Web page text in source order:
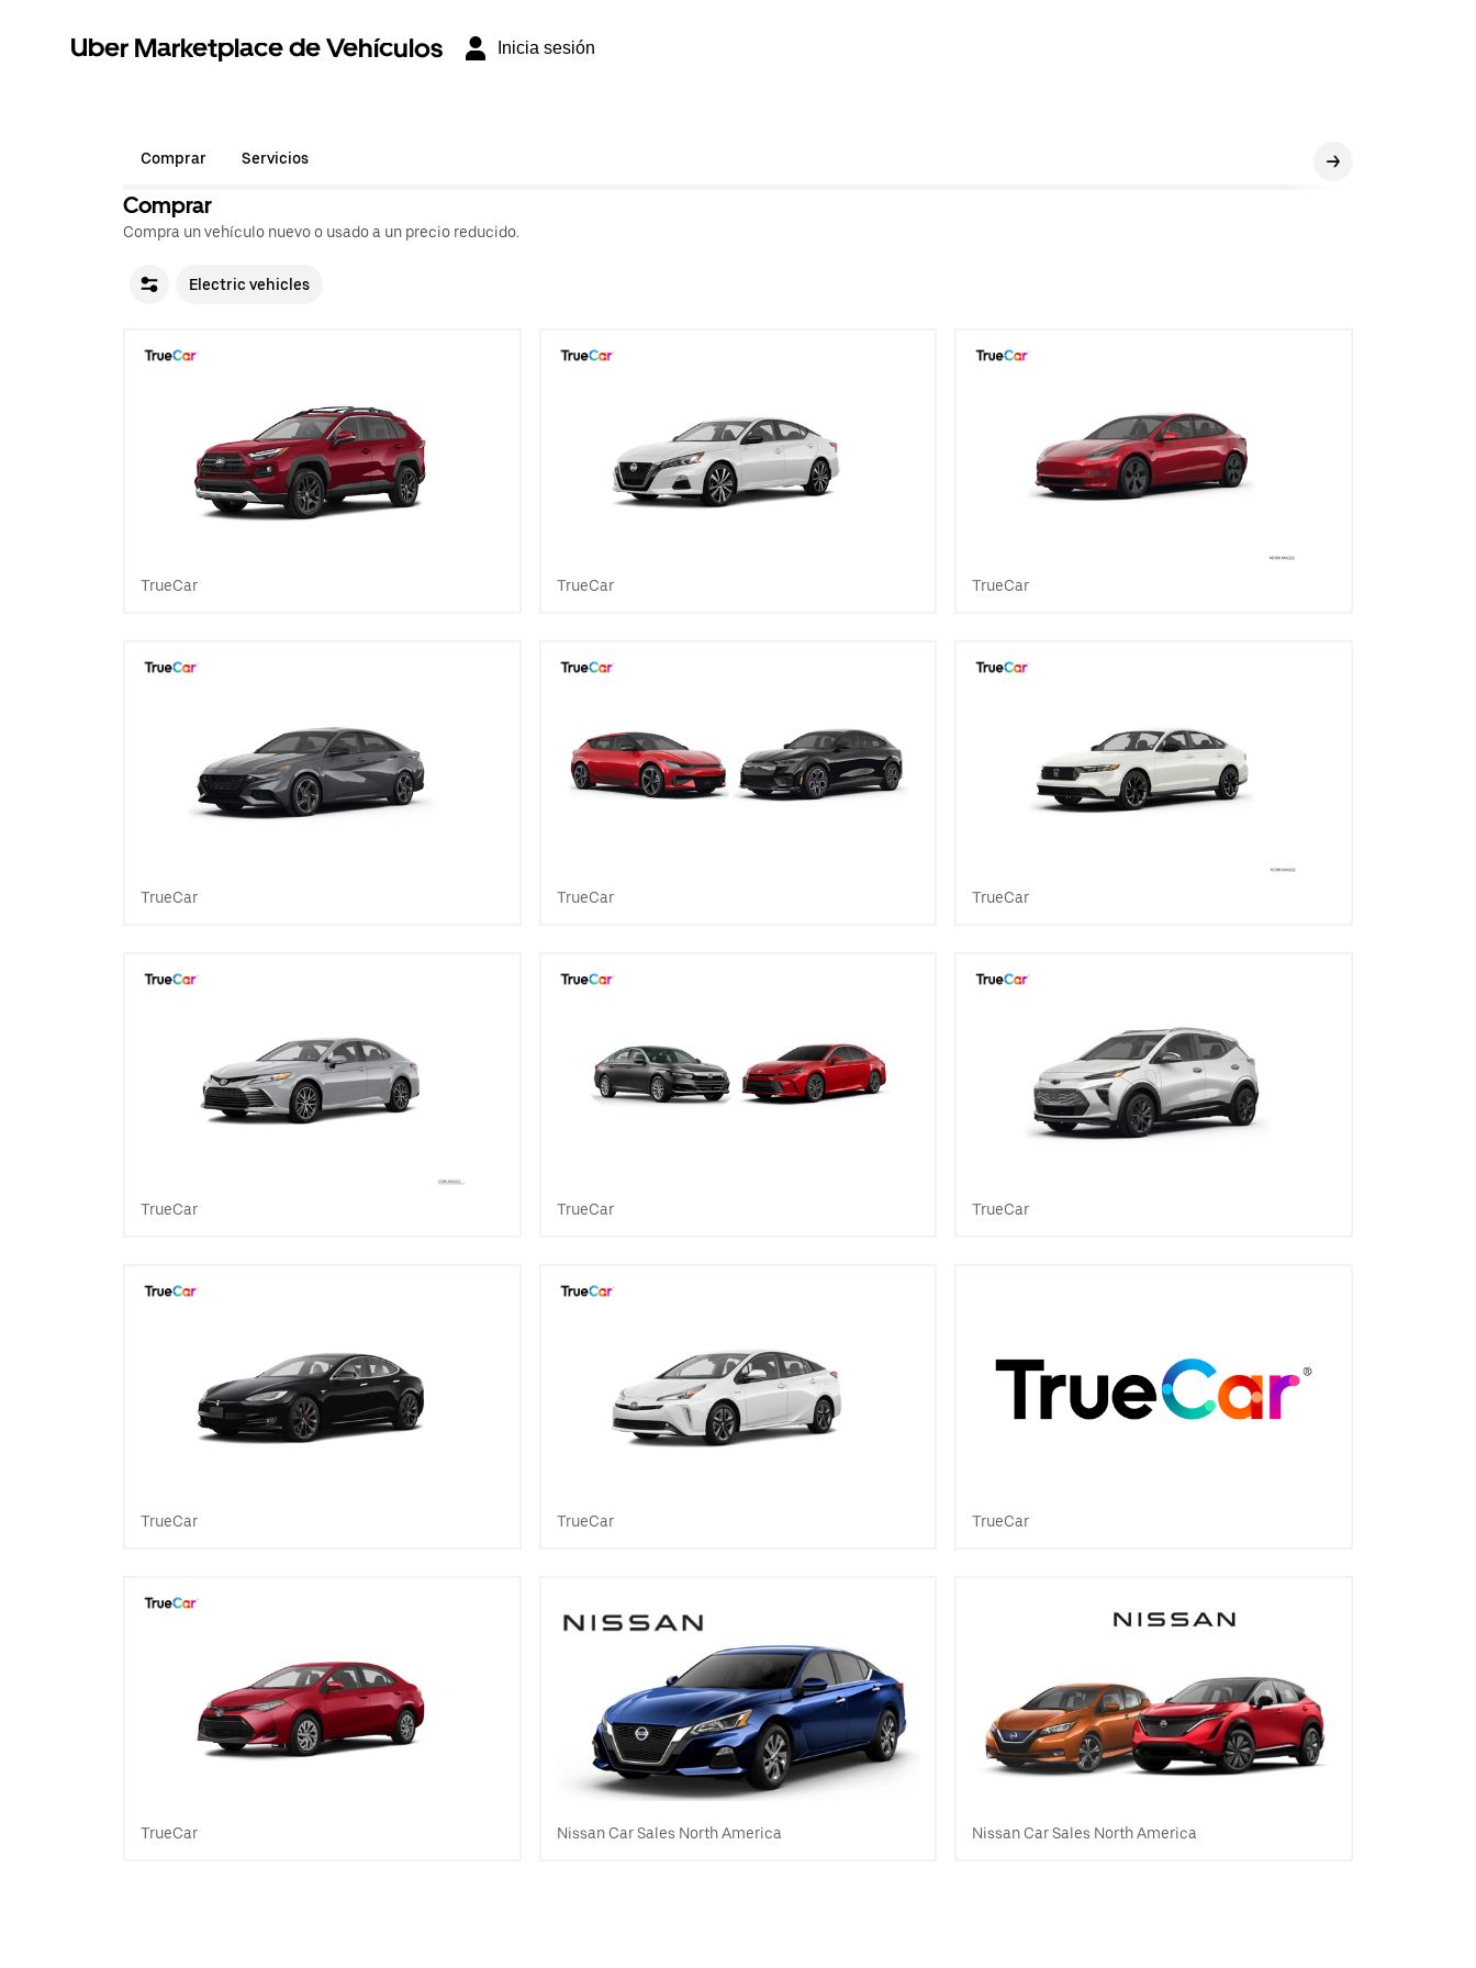
Uber Marketplace de Vehículos Inicia sesión
Comprar Servicios
Comprar
Compra un vehículo nuevo o usado a un precio reducido.
Electric vehicles
TrueCar TrueCar TrueCar
TrueCar TrueCar TrueCar
TrueCar TrueCar TrueCar
TrueCar TrueCar TrueCar
TrueCar Nissan Car Sales North America Nissan Car Sales North America